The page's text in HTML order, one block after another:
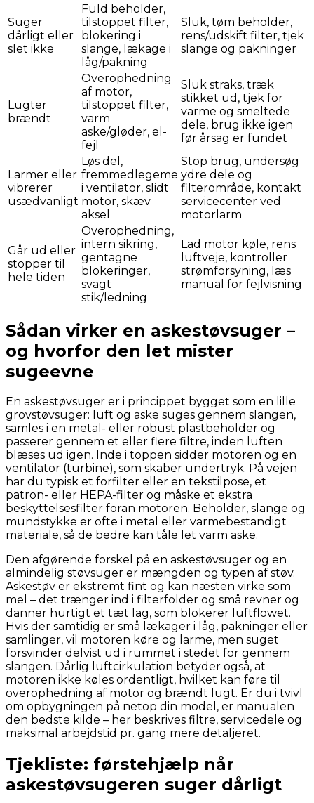
Suger
dårligt eller
slet ikke
Fuld beholder,
tilstoppet filter,
blokering i
slange, lækage i
låg/pakning
Sluk, tøm beholder,
rens/udskift filter, tjek
slange og pakninger
Lugter
brændt
Overophedning
af motor,
tilstoppet filter,
varm
aske/gløder, el-
fejl
Sluk straks, træk
stikket ud, tjek for
varme og smeltede
dele, brug ikke igen
før årsag er fundet
Larmer eller
vibrerer
usædvanligt
Løs del,
fremmedlegeme
i ventilator, slidt
motor, skæv
aksel
Stop brug, undersøg
ydre dele og
filterområde, kontakt
servicecenter ved
motorlarm
Går ud eller
stopper til
hele tiden
Overophedning,
intern sikring,
gentagne
blokeringer,
svagt
stik/ledning
Lad motor køle, rens
luftveje, kontroller
strømforsyning, læs
manual for fejlvisning
Sådan virker en askestøvsuger –
og hvorfor den let mister
sugeevne
En askestøvsuger er i princippet bygget som en lille
grovstøvsuger: luft og aske suges gennem slangen,
samles i en metal- eller robust plastbeholder og
passerer gennem et eller flere filtre, inden luften
blæses ud igen. Inde i toppen sidder motoren og en
ventilator (turbine), som skaber undertryk. På vejen
har du typisk et forfilter eller en tekstilpose, et
patron- eller HEPA-filter og måske et ekstra
beskyttelsesfilter foran motoren. Beholder, slange og
mundstykke er ofte i metal eller varmebestandigt
materiale, så de bedre kan tåle let varm aske.
Den afgørende forskel på en askestøvsuger og en
almindelig støvsuger er mængden og typen af støv.
Askestøv er ekstremt fint og kan næsten virke som
mel – det trænger ind i filterfolder og små revner og
danner hurtigt et tæt lag, som blokerer luftflowet.
Hvis der samtidig er små lækager i låg, pakninger eller
samlinger, vil motoren køre og larme, men suget
forsvinder delvist ud i rummet i stedet for gennem
slangen. Dårlig luftcirkulation betyder også, at
motoren ikke køles ordentligt, hvilket kan føre til
overophedning af motor og brændt lugt. Er du i tvivl
om opbygningen på netop din model, er manualen
den bedste kilde – her beskrives filtre, servicedele og
maksimal arbejdstid pr. gang mere detaljeret.
Tjekliste: førstehjælp når
askestøvsugeren suger dårligt